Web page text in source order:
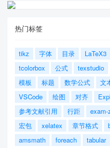
热门标签
tikz 字体 目录 LaTeX3
tcolorbox
公式 texstudio
模板
标题 数学公式 文
VSCode
绘图 对齐
参考文献引用
行距 exam-
宏包
xelatex 章节格式
amsmath
foreach tabular